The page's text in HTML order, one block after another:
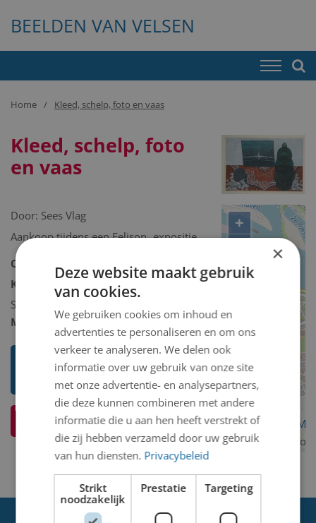
BEELDEN VAN VELSEN
Home Kleed, schelp, foto en vaas
Kleed, schelp, foto
en vaas
Door: Sees Vlag
Aankoop tijdens een Felison- expositie.
Collectie:
Kunstcollectie
Kunstcollectie omschrijving:
Schilderij/tekening/grafiek/foto/streetart
Model 2D/3D: 2D binnen
Toon mij meer werken van Sees
Ik weet meer over dit kunstwerk
+
−
×
Deze website maakt gebruik
van cookies.
We gebruiken cookies om inhoud en
advertenties te personaliseren en om ons
verkeer te analyseren. We delen ook
informatie over uw gebruik van onze site
met onze advertentie- en analysepartners,
die deze kunnen combineren met andere
informatie die u aan hen heeft verstrekt of
die zij hebben verzameld door uw gebruik
van hun diensten. Privacybeleid
Strikt
noodzakelijk
Prestatie Targeting